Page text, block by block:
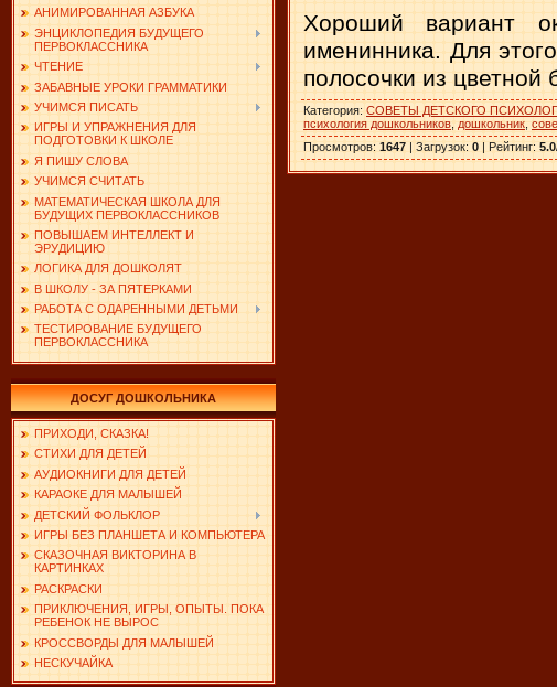
АНИМИРОВАННАЯ АЗБУКА
ЭНЦИКЛОПЕДИЯ БУДУЩЕГО
ПЕРВОКЛАССНИКА
ЧТЕНИЕ
ЗАБАВНЫЕ УРОКИ ГРАММАТИКИ
УЧИМСЯ ПИСАТЬ
ИГРЫ И УПРАЖНЕНИЯ ДЛЯ
ПОДГОТОВКИ К ШКОЛЕ
Я ПИШУ СЛОВА
УЧИМСЯ СЧИТАТЬ
МАТЕМАТИЧЕСКАЯ ШКОЛА ДЛЯ
БУДУЩИХ ПЕРВОКЛАССНИКОВ
ПОВЫШАЕМ ИНТЕЛЛЕКТ И
ЭРУДИЦИЮ
ЛОГИКА ДЛЯ ДОШКОЛЯТ
В ШКОЛУ - ЗА ПЯТЕРКАМИ
РАБОТА С ОДАРЕННЫМИ ДЕТЬМИ
ТЕСТИРОВАНИЕ БУДУЩЕГО
ПЕРВОКЛАССНИКА
ДОСУГ ДОШКОЛЬНИКА
ПРИХОДИ, СКАЗКА!
СТИХИ ДЛЯ ДЕТЕЙ
АУДИОКНИГИ ДЛЯ ДЕТЕЙ
КАРАОКЕ ДЛЯ МАЛЫШЕЙ
ДЕТСКИЙ ФОЛЬКЛОР
ИГРЫ БЕЗ ПЛАНШЕТА И КОМПЬЮТЕРА
СКАЗОЧНАЯ ВИКТОРИНА В
КАРТИНКАХ
РАСКРАСКИ
ПРИКЛЮЧЕНИЯ, ИГРЫ, ОПЫТЫ. ПОКА
РЕБЕНОК НЕ ВЫРОС
КРОССВОРДЫ ДЛЯ МАЛЫШЕЙ
НЕСКУЧАЙКА
Хороший вариант
именинника. Для
полосочки из цветной
Категория: СОВЕТЫ ДЕТСКОГО
психология дошкольников дошкольник
Просмотров: 1647 | Загрузок: 0 | Рейтинг: 5.0